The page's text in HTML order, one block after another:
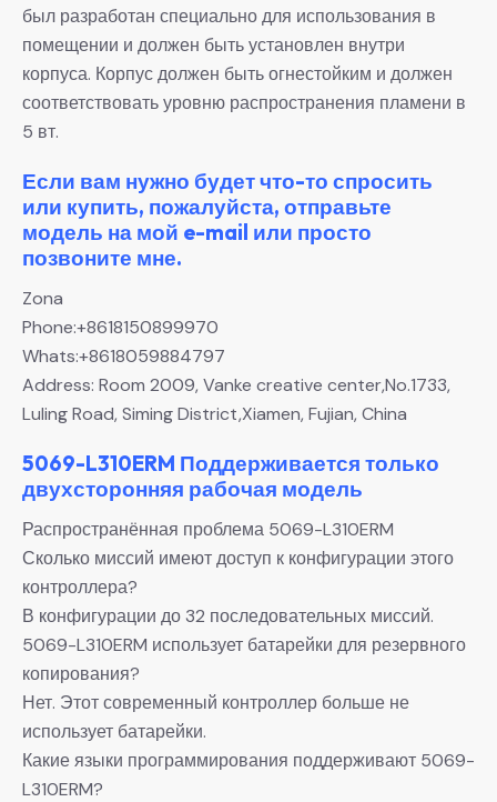
был разработан специально для использования в
помещении и должен быть установлен внутри
корпуса. Корпус должен быть огнестойким и должен
соответствовать уровню распространения пламени в
5 вт.
Если вам нужно будет что-то спросить
или купить, пожалуйста, отправьте
модель на мой e-mail или просто
позвоните мне.
Zona
Phone:+8618150899970
Whats:+8618059884797
Address: Room 2009, Vanke creative center,No.1733,
Luling Road, Siming District,Xiamen, Fujian, China
5069-L310ERM Поддерживается только
двухсторонняя рабочая модель
Распространённая проблема 5069-L310ERM
Сколько миссий имеют доступ к конфигурации этого
контроллера?
В конфигурации до 32 последовательных миссий.
5069-L310ERM использует батарейки для резервного
копирования?
Нет. Этот современный контроллер больше не
использует батарейки.
Какие языки программирования поддерживают 5069-
L310ERM?